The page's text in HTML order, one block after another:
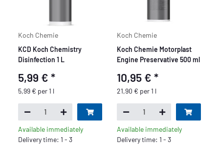
Koch Chemie
KCD Koch Chemistry
Disinfection 1 L
5,99 €*
5,99 € per 1 l
Available immediately
Delivery time: 1 - 3
Koch Chemie
Koch Chemie Motorplast
Engine Preservative 500 ml
10,95 € *
21,90 € per 1 l
Available immediately
Delivery time: 1 - 3